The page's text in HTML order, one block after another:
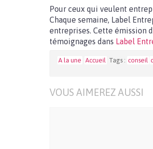
Pour ceux qui veulent
Chaque semaine, Label
entreprises. Cette émission
témoignages dans Label
A la une Accueil Tags : conseil
VOUS AIMEREZ AUSSI